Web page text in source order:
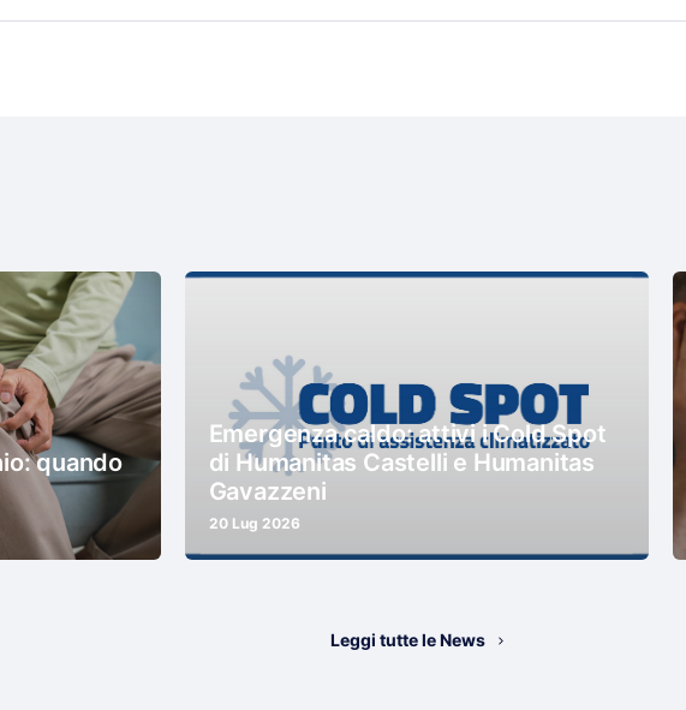
quando
Emergenza caldo: attivi i Cold Spot
di Humanitas Castelli e Humanitas
Gavazzeni
20 Lug 2026
Leggi tutte le News